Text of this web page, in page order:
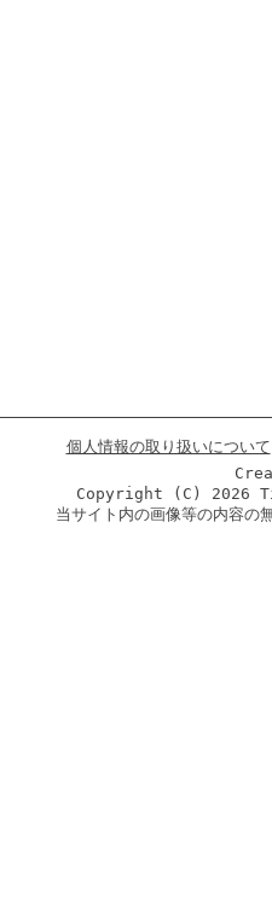
個人情報の取り扱いについて
Copyright (C) 2026
当サイト内の画像等の内容の